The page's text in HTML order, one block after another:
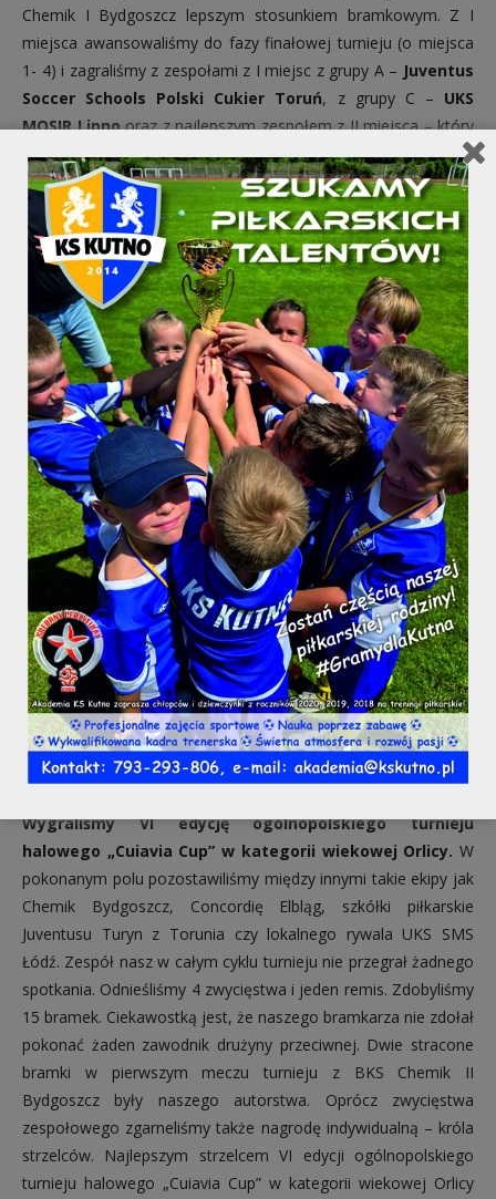
Chemik I Bydgoszcz lepszym stosunkiem bramkowym. Z I
miejsca awansowaliśmy do fazy finałowej turnieju (o miejsca
1- 4) i zagraliśmy z zespołami z I miejsc z grupy A – Juventus
Soccer Schools Polski Cukier Toruń, z grupy C – UKS
MOSIR Lipnooraz z najlepszym zespołem z II miejsca – który
został wyłoniony dopiero po rzutach karnych z pośród 3
zespołów, ponieważ miały one taką samą zdobycz punktową i
bramkową po fazie grupowej a został nim zespół –BKS
Chemik II Bydgoszcz.
Oto wyniki naszego zespołu w rozgrywkach fazy
finałowej (o miejsca 1 – 4) oraz strzelcy bramek:
KS Kutno – Juventus Soccer Schools Polski Cukier
Toruń 3 – 0
Bramki zdobyli:
Radecki Miłosz – 1,
Stefan Milan – 1,
Wasilewski Sergiusz – 1
KS Kutno – BKS Chemik II Bydgoszcz 2 – 0
Bramki strzelił:
Radecki Miłosz – 2
KS Kutno – UKS MOSIR Lipno 1 – 0
Bramkę zdobył:
Sefan Milan – 1
Wygraliśmy VI edycję ogólnopolskiego turnieju
halowego „Cuiavia Cup” w kategorii wiekowej Orlicy. W
pokonanym polu pozostawiliśmy między innymi takie ekipy jak
Chemik Bydgoszcz, Concordię Elbląg, szkółki piłkarskie
Juventusu Turyn z Torunia czy lokalnego rywala UKS SMS
Łódź. Zespół nasz w całym cyklu turnieju nie przegrał żadnego
spotkania. Odnieśliśmy 4 zwycięstwa i jeden remis. Zdobyliśmy
15 bramek. Ciekawostką jest, że naszego bramkarza nie zdołał
pokonać żaden zawodnik drużyny przeciwnej. Dwie stracone
bramki w pierwszym meczu turnieju z BKS Chemik II
Bydgoszcz były naszego autorstwa. Oprócz zwycięstwa
zespołowego zgarneliśmy także nagrodę indywidualną – króla
strzelców. Najlepszym strzelcem VI edycji ogólnopolskiego
turnieju halowego „Cuiavia Cup” w kategorii wiekowej Orlicy